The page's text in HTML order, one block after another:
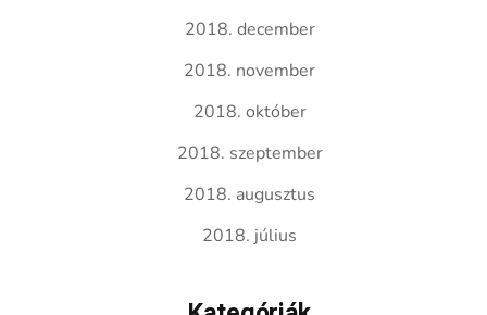
2018. december
2018. november
2018. október
2018. szeptember
2018. augusztus
2018. július